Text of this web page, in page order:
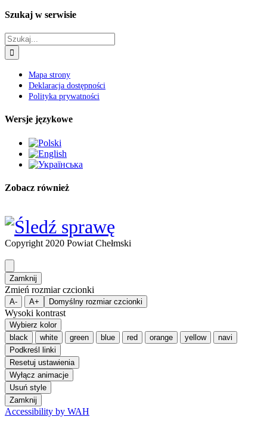
Szukaj w serwisie
Szukaj
Mapa strony
Deklaracja dostępności
Polityka prywatności
Wersje językowe
Zobacz również
Copyright 2020 Powiat Chełmski
Zamknij
Zmień rozmiar czcionki
A- A+ Domyślny rozmiar czcionki
Wysoki kontrast
Wybierz kolor
black
white green blue red orange yellow
navi
Podkreśl linki
Resetuj ustawienia
Wyłącz animacje
Usuń style
Zamknij
Accessibility by WAH